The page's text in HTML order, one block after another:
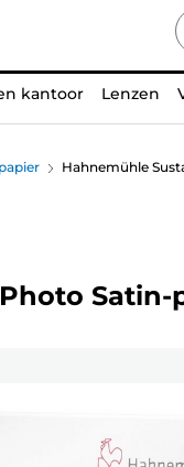
kantoor Lenzen
Hahnemühle
Satin-